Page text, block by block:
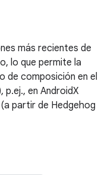
más recientes de
lo que permite la
de composición en el
p.ej., en AndroidX
partir de Hedgehog